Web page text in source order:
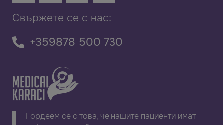
Свържете се с нас:
+359878 500 730
Гордеем се с това, че нашите пациенти имат